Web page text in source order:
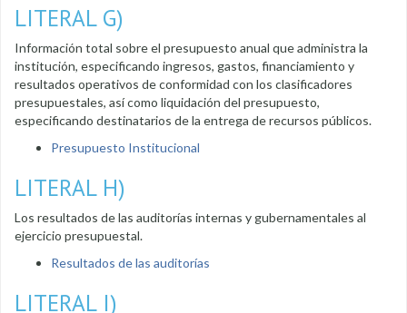
LITERAL G)
Información total sobre el presupuesto anual que administra la
institución, especificando ingresos, gastos, financiamiento y
resultados operativos de conformidad con los clasificadores
presupuestales, así como liquidación del presupuesto,
especificando destinatarios de la entrega de recursos públicos.
Presupuesto Institucional
LITERAL H)
Los resultados de las auditorías internas y gubernamentales al
ejercicio presupuestal.
Resultados de las auditorías
LITERAL I)